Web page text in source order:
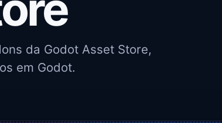
da Godot Asset Store,
em Godot.